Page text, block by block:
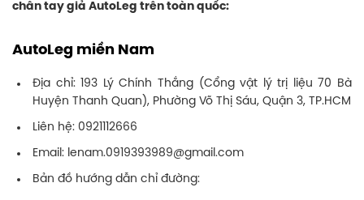
chân tay giả AutoLeg trên toàn quốc:
AutoLeg miền Nam
Địa chỉ: 193 Lý Chính Thắng (Cổng vật lý trị liệu 70 Bà
Huyện Thanh Quan), Phường Võ Thị Sáu, Quận 3, TP.HCM
Liên hệ: 0921112666
Email: lenam.0919393989@gmail.com
Bản đồ hướng dẫn chỉ đường: